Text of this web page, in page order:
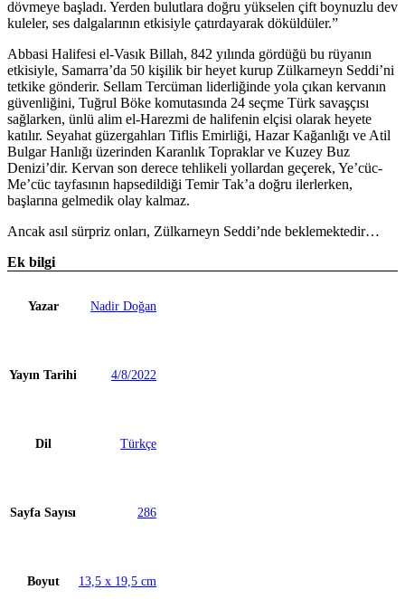
dövmeye başladı. Yerden bulutlara doğru yükselen çift boynuzlu dev
kuleler, ses dalgalarının etkisiyle çatırdayarak döküldüler.”
Abbasi Halifesi el-Vasık Billah, 842 yılında gördüğü bu rüyanın
etkisiyle, Samarra’da 50 kişilik bir heyet kurup Zülkarneyn Seddi’ni
tetkike gönderir. Sellam Tercüman liderliğinde yola çıkan kervanın
güvenliğini, Tuğrul Böke komutasında 24 seçme Türk savaşçısı
sağlarken, ünlü alim el-Harezmi de halifenin elçisi olarak heyete
katılır. Seyahat güzergahları Tiflis Emirliği, Hazar Kağanlığı ve Atil
Bulgar Hanlığı üzerinden Karanlık Topraklar ve Kuzey Buz
Denizi’dir. Kervan son derece tehlikeli yollardan geçerek, Ye’cüc-
Me’cüc tayfasının hapsedildiği Temir Tak’a doğru ilerlerken,
başlarına gelmedik olay kalmaz.
Ancak asıl sürpriz onları, Zülkarneyn Seddi’nde beklemektedir…
Ek bilgi
Yazar Nadir Doğan
Yayın Tarihi 4/8/2022
Dil Türkçe
Sayfa Sayısı 286
Boyut 13,5 x 19,5 cm